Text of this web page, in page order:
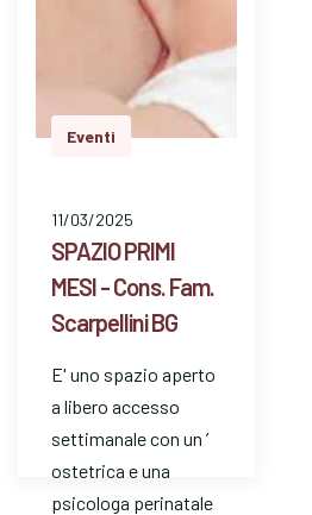
Eventi
11/03/2025
SPAZIO PRIMI
MESI - Cons. Fam.
Scarpellini BG
E' uno spazio aperto
a libero accesso
settimanale con un ’
ostetrica e una
psicologa perinatale